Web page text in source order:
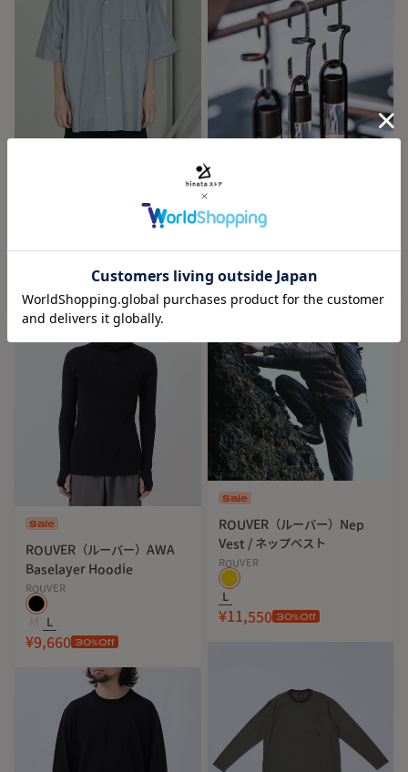
48cm
54cm 56cm
袖丈 57cm
※ご使用のモニター環境により、色の見え方が実物と多少異
なる場合がございます。
ル）Cotton Stripe Half
¥4,125 70 %Off
Sale
ROUVER（ルーバー）AWA
Baselayer Hoodie
ROUVER
L
¥9,660 30%Off
Olddog Original（オールド
Olddog Original
ORIGINAL SILVER
BLACK
¥1,650
Sale
ROUVER（ルーバー）Nep
Vest / ネップベスト
ROUVER
L
¥11,550 30%Off